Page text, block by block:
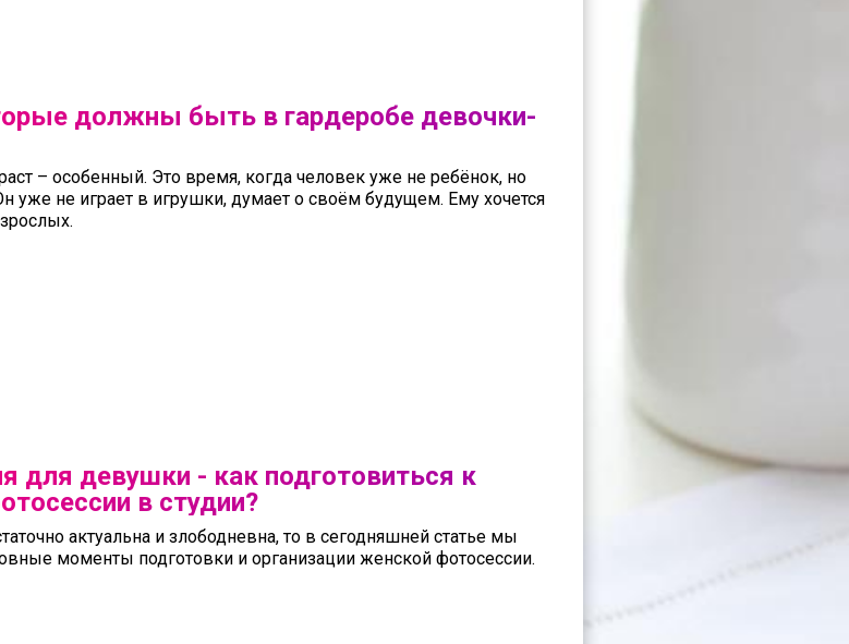
должны быть в гардеробе девочки-
– особенный. Это время, когда человек уже не ребёнок, но
уже не играет в игрушки, думает о своём будущем. Ему хочется
для девушки - как подготовиться к
в студии?
актуальна и злободневна, то в сегодняшней статье мы
моменты подготовки и организации женской фотосессии.